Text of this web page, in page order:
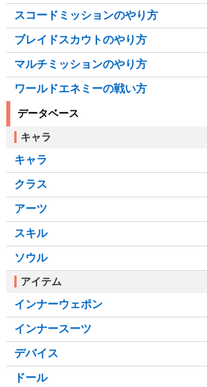
スコードミッションのやり方
ブレイドスカウトのやり方
マルチミッションのやり方
ワールドエネミーの戦い方
データベース
キャラ
キャラ
クラス
アーツ
スキル
ソウル
アイテム
インナーウェポン
インナースーツ
デバイス
ドール